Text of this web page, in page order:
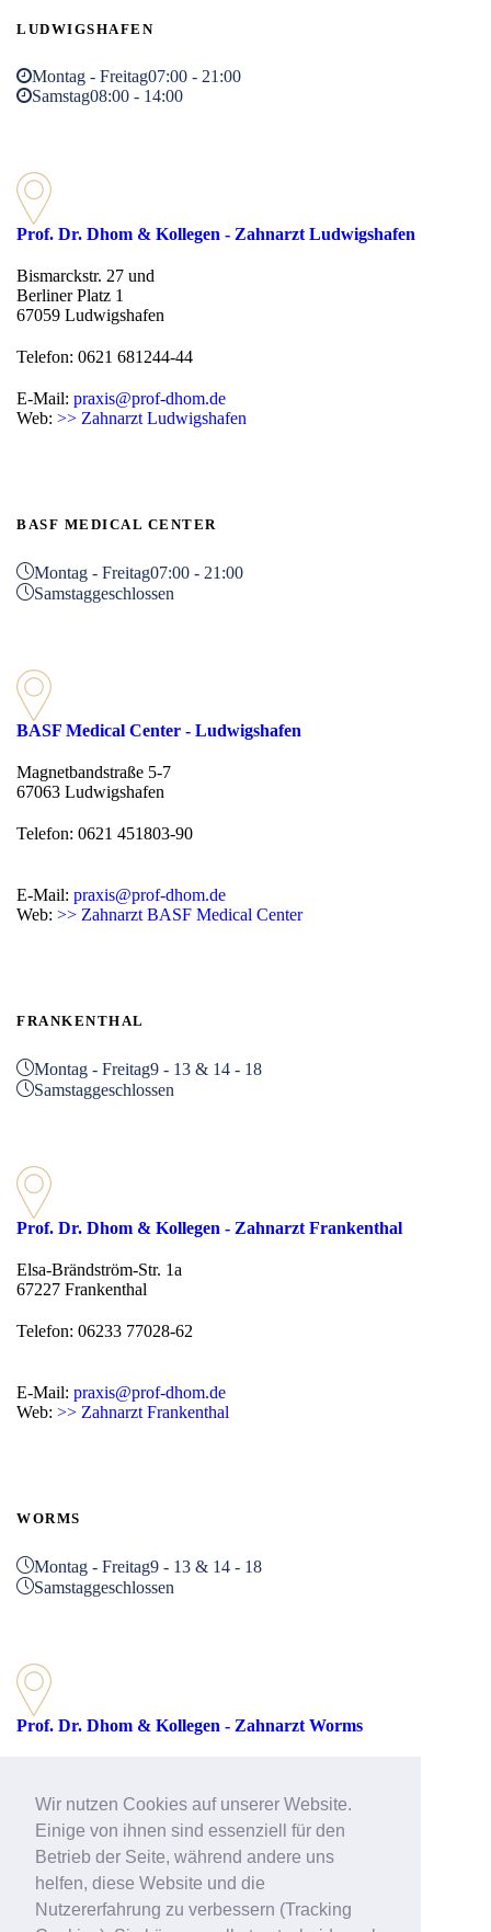
Wir nutzen Cookies auf unserer Website.
Einige von ihnen sind essenziell für den
Betrieb der Seite, während andere uns
helfen, diese Website und die
Nutzererfahrung zu verbessern (Tracking
LUDWIGSHAFEN
Montag - Freitag07:00 - 21:00
Samstag08:00 - 14:00
Prof. Dr. Dhom & Kollegen - Zahnarzt Ludwigshafen
Bismarckstr. 27 und
Berliner Platz 1
67059 Ludwigshafen
Telefon: 0621 681244-44
E-Mail: praxis@prof-dhom.de
Web: >> Zahnarzt Ludwigshafen
BASF MEDICAL CENTER
Montag - Freitag07:00 - 21:00
Samstaggeschlossen
BASF Medical Center - Ludwigshafen
Magnetbandstraße 5-7
67063 Ludwigshafen
Telefon: 0621 451803-90
E-Mail: praxis@prof-dhom.de
Web: >> Zahnarzt BASF Medical Center
FRANKENTHAL
Montag - Freitag9 - 13 & 14 - 18
Samstaggeschlossen
Prof. Dr. Dhom & Kollegen - Zahnarzt Frankenthal
Elsa-Brändström-Str. 1a
67227 Frankenthal
Telefon: 06233 77028-62
E-Mail: praxis@prof-dhom.de
Web: >> Zahnarzt Frankenthal
WORMS
Montag - Freitag9 - 13 & 14 - 18
Samstaggeschlossen
Prof. Dr. Dhom & Kollegen - Zahnarzt Worms
Telefon: 06241 39512-51
E-Mail:worms@prof-dhom.de
Web:>> Zahnarzt Worms